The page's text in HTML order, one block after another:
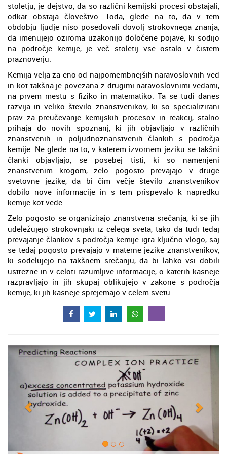
stoletju, je dejstvo, da so različni kemijski procesi obstajali,
odkar obstaja človeštvo. Toda, glede na to, da v tem
obdobju ljudje niso posedovali dovolj strokovnega znanja,
da imenujejo oziroma uzakonijo določene pojave, ki sodijo
na področje kemije, je več stoletij vse ostalo v čistem
praznoverju.
Kemija velja za eno od najpomembnejših naravoslovnih ved
in kot takšna je povezana z drugimi naravoslovnimi vedami,
na prvem mestu s fiziko in matematiko. Ta se tudi danes
razvija in veliko število znanstvenikov, ki so specializirani
prav za preučevanje kemijskih procesov in reakcij, stalno
prihaja do novih spoznanj, ki jih objavljajo v različnih
znanstvenih in poljudnoznanstvenih člankih s področja
kemije. Ne glede na to, v katerem izvornem jeziku se takšni
članki objavljajo, se posebej tisti, ki so namenjeni
znanstvenim krogom, zelo pogosto prevajajo v druge
svetovne jezike, da bi čim večje število znanstvenikov
dobilo nove informacije in s tem prispevalo k napredku
kemije kot vede.
Zelo pogosto se organizirajo znanstvena srečanja, ki se jih
udeležujejo strokovnjaki iz celega sveta, tako da tudi tedaj
prevajanje člankov s področja kemije igra ključno vlogo, saj
se tedaj pogosto prevajajo v materne jezike znanstvenikov,
ki sodelujejo na takšnem srečanju, da bi lahko vsi dobili
ustrezne in v celoti razumljive informacije, o katerih kasneje
razpravljajo in jih skupaj oblikujejo v zakone s področja
kemije, ki jih kasneje sprejemajo v celem svetu.